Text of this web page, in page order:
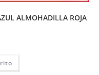
ALMOHADILLA ROJA